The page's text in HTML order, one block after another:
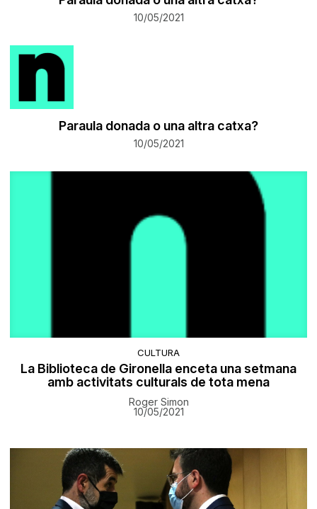
10/05/2021
Paraula donada o una altra catxa?
10/05/2021
CULTURA
La Biblioteca de Gironella enceta una setmana
amb activitats culturals de tota mena
Roger Simon
10/05/2021